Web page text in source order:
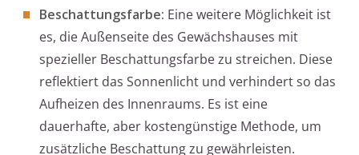
Beschattungsfarbe: Eine weitere Möglichkeit ist
es, die Außenseite des Gewächshauses mit
spezieller Beschattungsfarbe zu streichen. Diese
reflektiert das Sonnenlicht und verhindert so das
Aufheizen des Innenraums. Es ist eine
dauerhafte, aber kostengünstige Methode, um
zusätzliche Beschattung zu gewährleisten.